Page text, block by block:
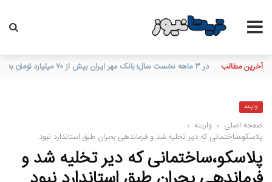
آخرین مطالب پرداخت بدون کارت با «پی‌پاد»؛ تجربه‌ای سریع، امن و هوشمند
واریته
صفحه اصلی › واریته ›
پلاسکو،ساختمانی که دیر تخلیه شد و فرماندهی بحران طبق استاندارد نبود
پلاسکو،ساختمانی که دیر تخلیه شد و